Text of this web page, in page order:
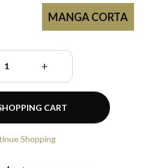
MANGA CORTA
+
Shopping